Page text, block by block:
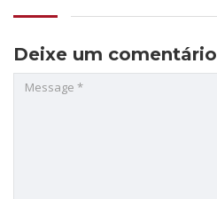
Deixe um comentário